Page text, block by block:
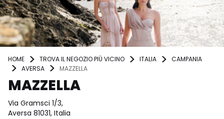
HOME TROVA IL NEGOZIO PIÙ VICINO ITALIA
CAMPANIA
AVERSA
MAZZELLA
MAZZELLA
Via Gramsci 1/3,
Aversa 81031, Italia